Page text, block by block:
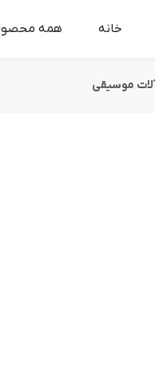
خانه همه
آلات موسیقی